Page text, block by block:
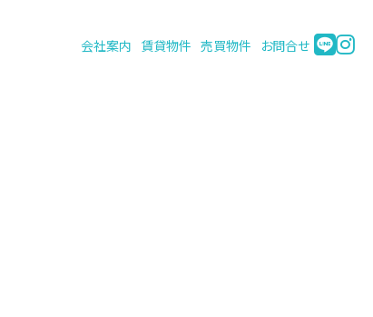
会社案内 賃貸物件 売買物件 お問合せ